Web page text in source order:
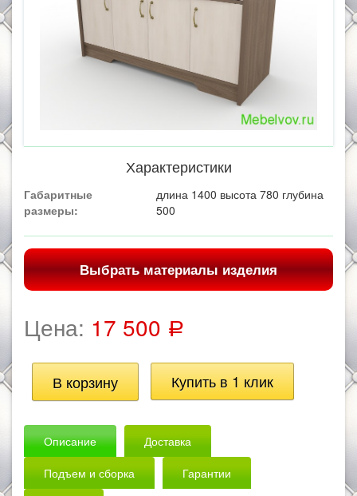
Характеристики
Габаритные
размеры:
длина 1400 высота 780 глубина
500
Выбрать материалы изделия
Цена: 17 500 Р
Описание
Доставка
Подъем и сборка
Гарантии